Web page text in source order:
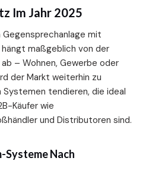
Im Jahr 2025
mit
maßgeblich von der
– Wohnen, Gewerbe oder
der Markt weiterhin zu
tendieren, die ideal
Käufer wie
und Distributoren sind.
Systeme Nach